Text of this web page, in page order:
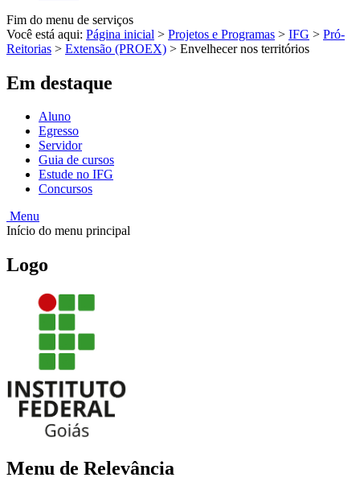
Fim do menu de serviços
Você está aqui: Página inicial > Projetos e Programas > IFG > Pró-
Reitorias > Extensão (PROEX) > Envelhecer nos territórios
Em destaque
Aluno
Egresso
Servidor
Guia de cursos
Estude no IFG
Concursos
Menu
Início do menu principal
Logo
Menu de Relevância